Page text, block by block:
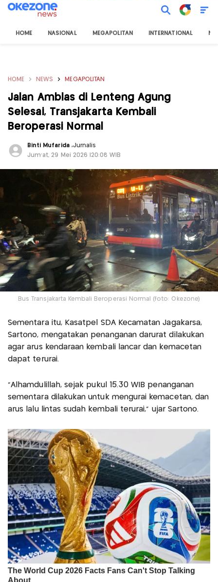
HOME NASIONAL MEGAPOLITAN INTERNATIONAL
HOME NEWS MEGAPOLITAN
Jalan Amblas di Lenteng Agung
Selesai, Transjakarta Kembali
Beroperasi Normal
Binti Mufarida ,Jurnalis
Jum'at, 29 Mei 2026 |20:08 WIB
Bus Transjakarta Kembali Beroperasi Normal (foto: Okezone)
Sementara itu, Kasatpel SDA Kecamatan Jagakarsa,
Sartono, mengatakan penanganan darurat dilakukan
agar arus kendaraan kembali lancar dan kemacetan
dapat terurai.
“Alhamdulillah, sejak pukul 15.30 WIB penanganan
sementara dilakukan untuk mengurai kemacetan, dan
arus lalu lintas sudah kembali terurai,” ujar Sartono.